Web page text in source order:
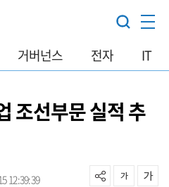
거버넌스 전자 IT
조선부문 실적 추
12:39:39